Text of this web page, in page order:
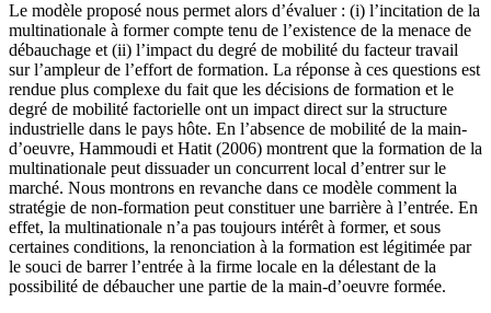
Le modèle proposé nous permet alors d’évaluer : (i) l’incitation de la
multinationale à former compte tenu de l’existence de la menace de
débauchage et (ii) l’impact du degré de mobilité du facteur travail
sur l’ampleur de l’effort de formation. La réponse à ces questions est
rendue plus complexe du fait que les décisions de formation et le
degré de mobilité factorielle ont un impact direct sur la structure
industrielle dans le pays hôte. En l’absence de mobilité de la main-
d’oeuvre, Hammoudi et Hatit (2006) montrent que la formation de la
multinationale peut dissuader un concurrent local d’entrer sur le
marché. Nous montrons en revanche dans ce modèle comment la
stratégie de non-formation peut constituer une barrière à l’entrée. En
effet, la multinationale n’a pas toujours intérêt à former, et sous
certaines conditions, la renonciation à la formation est légitimée par
le souci de barrer l’entrée à la firme locale en la délestant de la
possibilité de débaucher une partie de la main-d’oeuvre formée.